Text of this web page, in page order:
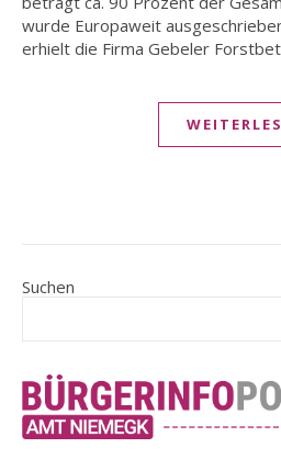
wurde Europaweit
erhielt die Firma Gebeler
Suchen